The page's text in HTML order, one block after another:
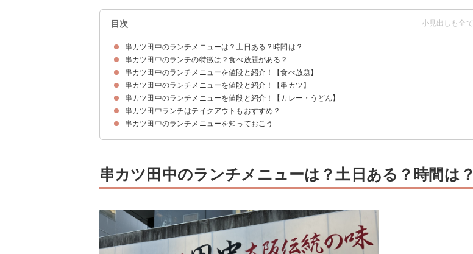
目次
串カツ田中のランチメニューは？土日ある？時間は？
串カツ田中のランチメニューは平日限定
串カツ田中のランチの営業時間は12:00～18:00まで
串カツ田中のランチの特徴は？食べ放題がある？
そもそも串カツ田中のランチ内容は店舗ごとに大きく異なるため注意が必要
串カツ田中にはランチ限定の食べ放題メニューがある
串カツ田中ではランチタイムに串カツ盛り合わせ・麺類なども注文可能
串カツ田中のランチメニューを値段と紹介！【食べ放題】
串カツ田中の食べ放題ランチの注意事項
①串カツ食べ放題コース（1880円）
②ほぼ食べ放題コース（2780円）
串カツ田中のランチメニューを値段と紹介！【串カツ】
①特選串3本盛り（1000円）
②定番5本盛り（790円）
③定番8本盛り（1390円）
串カツ田中のランチメニューを値段と紹介！【カレー・うどん】
①田中のかすうどん（420円～730円）
②卵とじかすうどん（850円）
③串カツカレー（900円）
串カツ田中ランチはテイクアウトもおすすめ？
串カツ田中はテイクアウトメニューで弁当なども販売している
串カツ田中のランチで使えるお得なクーポン情報
串カツ田中のランチメニューを知っておこう
串カツ田中のランチメニューは？土日ある？時間は？